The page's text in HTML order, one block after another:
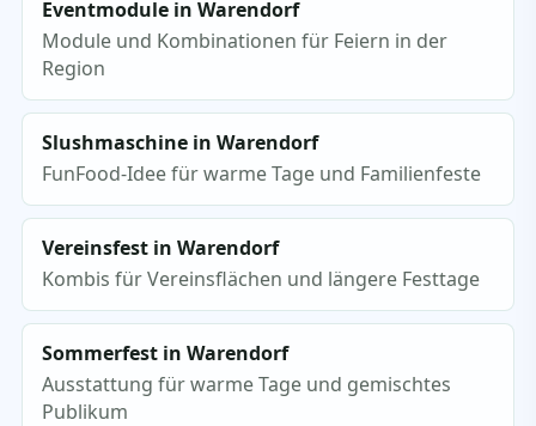
Eventmodule in Warendorf
Module und Kombinationen für Feiern in der
Region
Slushmaschine in Warendorf
FunFood-Idee für warme Tage und Familienfeste
Vereinsfest in Warendorf
Kombis für Vereinsflächen und längere Festtage
Sommerfest in Warendorf
Ausstattung für warme Tage und gemischtes
Publikum